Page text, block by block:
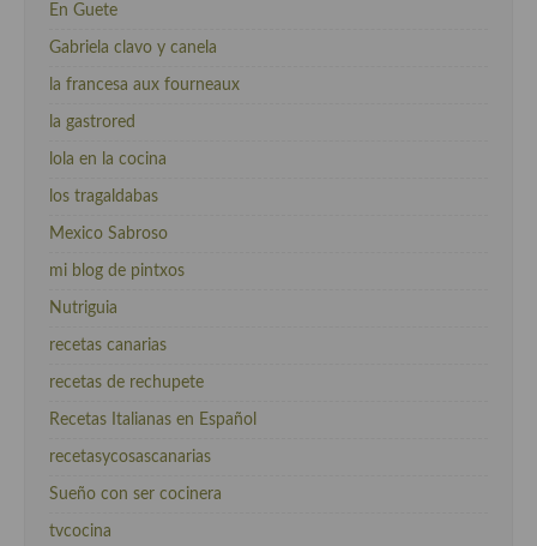
En Guete
Gabriela clavo y canela
la francesa aux fourneaux
la gastrored
lola en la cocina
los tragaldabas
Mexico Sabroso
mi blog de pintxos
Nutriguia
recetas canarias
recetas de rechupete
Recetas Italianas en Español
recetasycosascanarias
Sueño con ser cocinera
tvcocina